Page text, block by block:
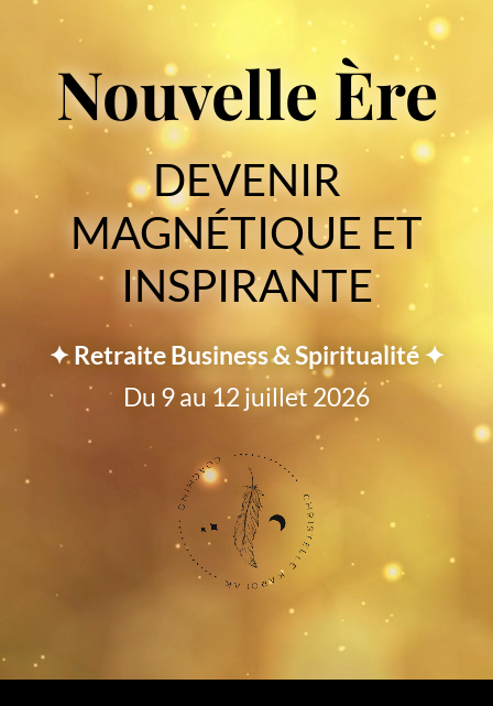
Nouvelle Ère
DEVENIR
MAGNÉTIQUE ET
INSPIRANTE
✦ Retraite Business & Spiritualité ✦
Du 9 au 12 juillet 2026